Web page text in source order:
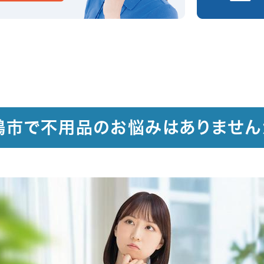
市で不用品のお悩みはありません